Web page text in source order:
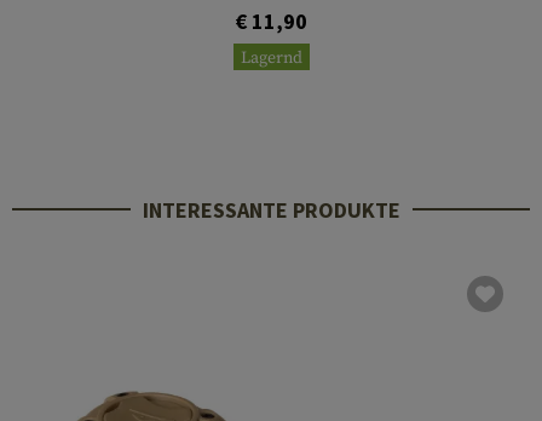
€ 11,90
Lagernd
INTERESSANTE PRODUKTE